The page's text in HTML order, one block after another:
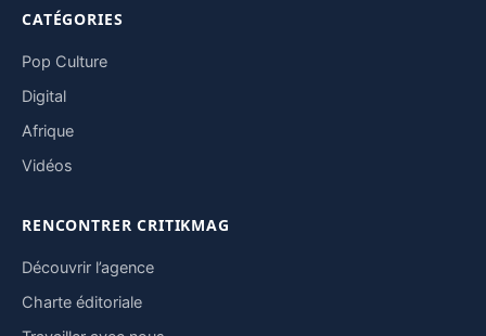
CATÉGORIES
Pop Culture
Digital
Afrique
Vidéos
RENCONTRER CRITIKMAG
Découvrir l’agence
Charte éditoriale